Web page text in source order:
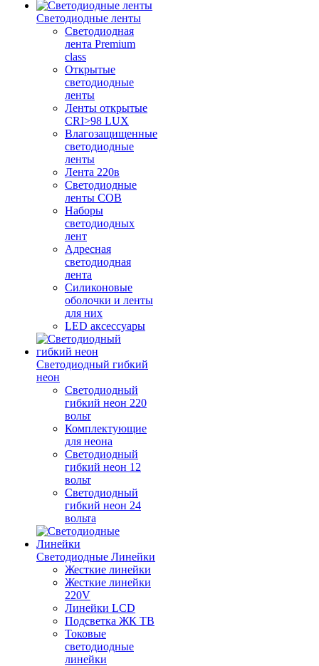
Светодиодные ленты
Светодиодная
лента Premium
class
Открытые
светодиодные
ленты
Ленты открытые
CRI>98 LUX
Влагозащищенные
светодиодные
ленты
Лента 220в
Светодиодные
ленты COB
Наборы
светодиодных
лент
Адресная
светодиодная
лента
Силиконовые
оболочки и ленты
для них
LED аксессуары
Светодиодный гибкий
неон
Светодиодный
гибкий неон 220
вольт
Комплектующие
для неона
Светодиодный
гибкий неон 12
вольт
Светодиодный
гибкий неон 24
вольта
Светодиодные Линейки
Жесткие линейки
Жесткие линейки
220V
Линейки LCD
Подсветка ЖК ТВ
Токовые
светодиодные
линейки